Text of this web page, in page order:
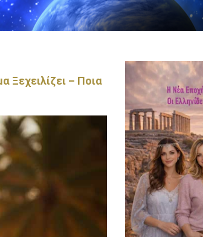
Ξεχειλίζει – Ποια